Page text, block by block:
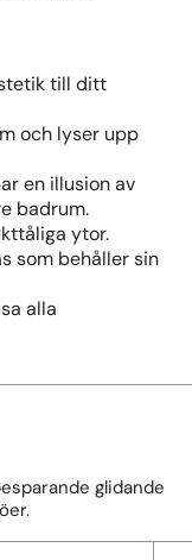
till ditt
och lyser upp
en illusion av
badrum.
ytor.
som behåller sin
alla
glidande